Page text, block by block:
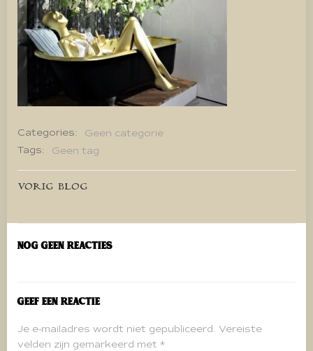
Categories:
Geen categorie
Tags:
Geen tag
Bericht
navigatie
VORIG BLOG
Nog geen reacties
Geef een reactie
Je e-mailadres wordt niet gepubliceerd. Vereiste
velden zijn gemarkeerd met *